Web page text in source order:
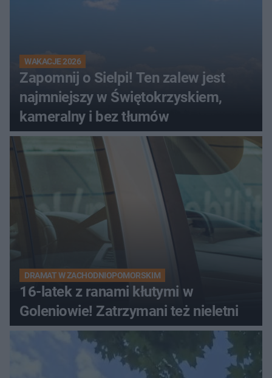
WAKACJE 2026
Zapomnij o Sielpi! Ten zalew jest
najmniejszy w Świętokrzyskiem,
kameralny i bez tłumów
DRAMAT W ZACHODNIOPOMORSKIM
16-latek z ranami kłutymi w
Goleniowie! Zatrzymani też nieletni